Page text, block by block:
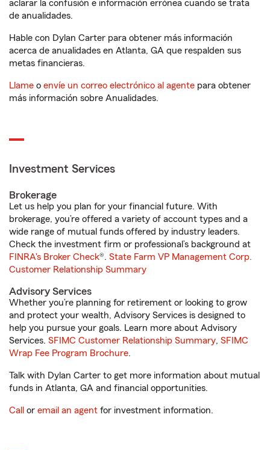
aclarar la confusión e información errónea cuando se trata
de anualidades.
Hable con Dylan Carter para obtener más información
acerca de anualidades en Atlanta, GA que respalden sus
metas financieras.
Llame o envíe un correo electrónico al agente para obtener
más información sobre Anualidades.
Investment Services
Brokerage
Let us help you plan for your financial future. With
brokerage, you’re offered a variety of account types and a
wide range of mutual funds offered by industry leaders.
Check the investment firm or professional’s background at
FINRA's Broker Check®. State Farm VP Management Corp.
Customer Relationship Summary
Advisory Services
Whether you’re planning for retirement or looking to grow
and protect your wealth, Advisory Services is designed to
help you pursue your goals. Learn more about Advisory
Services. SFIMC Customer Relationship Summary, SFIMC
Wrap Fee Program Brochure.
Talk with Dylan Carter to get more information about mutual
funds in Atlanta, GA and financial opportunities.
Call or email an agent for investment information.